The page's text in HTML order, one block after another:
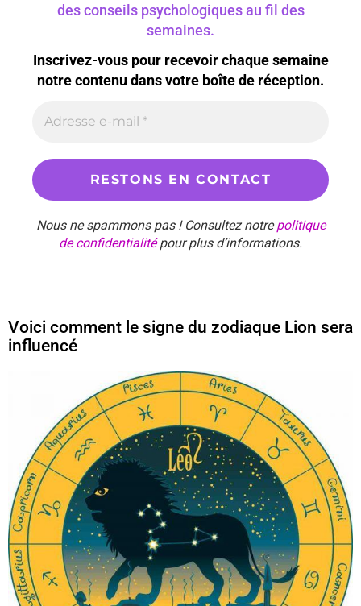
des conseils psychologiques au fil des
semaines.
Inscrivez-vous pour recevoir chaque semaine
notre contenu dans votre boîte de réception.
Nous ne spammons pas ! Consultez notrepolitique
de confidentialitépour plus d’informations.
Voici comment le signe du zodiaque Lion sera
influencé